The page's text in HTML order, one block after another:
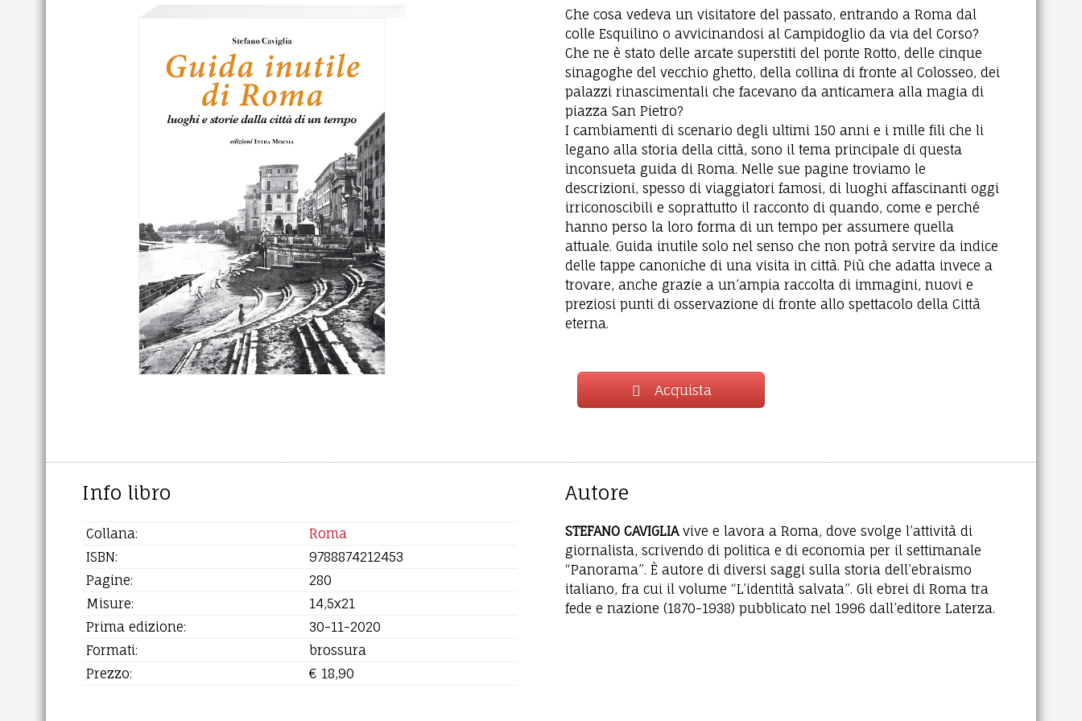
Che cosa vedeva un visitatore del passato, entrando a Roma dal
colle Esquilino o avvicinandosi al Campidoglio da via del Corso?
Che ne è stato delle arcate superstiti del ponte Rotto, delle cinque
sinagoghe del vecchio ghetto, della collina di fronte al Colosseo, dei
palazzi rinascimentali che facevano da anticamera alla magia di
piazza San Pietro?
I cambiamenti di scenario degli ultimi 150 anni e i mille fili che li
legano alla storia della città, sono il tema principale di questa
inconsueta guida di Roma. Nelle sue pagine troviamo le
descrizioni, spesso di viaggiatori famosi, di luoghi affascinanti oggi
irriconoscibili e soprattutto il racconto di quando, come e perché
hanno perso la loro forma di un tempo per assumere quella
attuale. Guida inutile solo nel senso che non potrà servire da indice
delle tappe canoniche di una visita in città. Più che adatta invece a
trovare, anche grazie a un’ampia raccolta di immagini, nuovi e
preziosi punti di osservazione di fronte allo spettacolo della Città
eterna.
Acquista
Info libro
Collana:
Roma
ISBN:
9788874212453
Pagine:
280
Misure:
14,5x21
Prima edizione:
30-11-2020
Formati:
brossura
Prezzo:
€ 18,90
Autore
STEFANO CAVIGLIAvive e lavora a Roma, dove svolge l’attività di
giornalista, scrivendo di politica e di economia per il settimanale
“Panorama”. È autore di diversi saggi sulla storia dell’ebraismo
italiano, fra cui il volume “L’identità salvata”. Gli ebrei di Roma tra
fede e nazione (1870-1938) pubblicato nel 1996 dall’editore Laterza.